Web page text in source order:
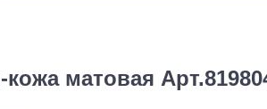
кожа матовая